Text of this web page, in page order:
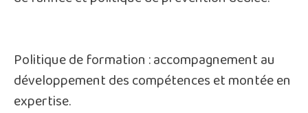
Politique de formation : accompagnement au
développement des compétences et montée en
expertise.